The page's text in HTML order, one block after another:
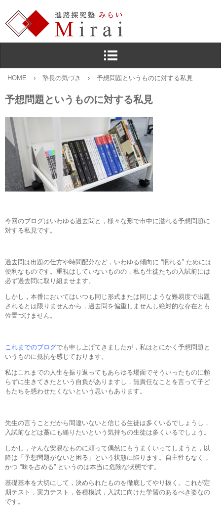
HOME › 塾長の気づき › 予想問題というものに対する私見
予想問題というものに対する私見
今回のブログはいわゆる過去問と，様々な形で市中に溢れる予想問題に
対する私見です。
過去問は出題の仕方や時間配分など，いわゆる傾向に “慣れる” ためには
便利なものです。重視はしていないものの，私も生徒たちの入試前には
必ず過去問に取り組ませます。
しかし，本番においてはいつも同じ形式または同じような難易度で出題
されるとは限りませんから，過去問を偏重しませんし絶対的な存在とも
位置づけません。
これまでのブログでも申し上げてきましたが，私はとにかく予想問題と
いうものに抵抗を感じております。
私はこれまでの人生を振り返ってもあらゆる場面でそういったものに頼
らずに生きてきたという自負がありますし，無責任なことを言って子ど
もたちを惑わせたくないという思いもあります。
先生の言うことだから間違いないと信じる生徒は多くいるでしょうし，
入試前などは藁にも縋りたいという気持ちの生徒は多くいるでしょう。
しかし，そんな安易なものに頼って偶然にもうまくいってしまうと，以
降は「予想問題がないと困る」という状態に陥ります。自主性もなく，
かつ “味を占める” というのは本当に危険な状態です。
基礎基本を大切にして，決められたものを徹底してやり抜く。これが定
期テスト，実力テスト，各種模試，入試に向けた学習のあるべき姿なの
です。